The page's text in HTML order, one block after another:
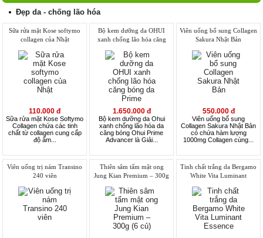
Đẹp da - chống lão hóa
Sữa rửa mặt Kose softymo
collagen của Nhật
110.000 đ
Sữa rửa mặt Kose Softymo
Collagen chứa các tinh
chất từ collagen cung cấp
độ ẩm...
Bộ kem dưỡng da OHUI
xanh chống lão hóa căng
1.650.000 đ
Bộ kem dưỡng da Ohui
xanh chống lão hóa da
căng bóng Ohui Prime
Advancer là Giải...
Viên uống bổ sung Collagen
Sakura Nhật Bản
550.000 đ
Viên uống bổ sung
Collagen Sakura Nhật Bản
có chứa hàm lượng
1000mg Collagen cùng...
Viên uống trị nám Transino
240 viên
Thiên sâm tẩm mật ong
Jung Kian Premium – 300g
Tinh chất trắng da Bergamo
White Vita Luminant